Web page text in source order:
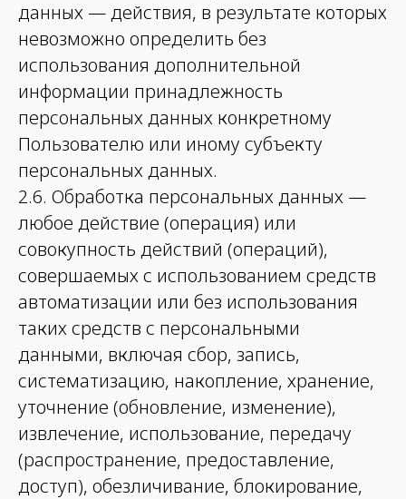
данных — действия, в результате которых
невозможно определить без
использования дополнительной
информации принадлежность
персональных данных конкретному
Пользователю или иному субъекту
персональных данных.
2.6. Обработка персональных данных —
любое действие (операция) или
совокупность действий (операций),
совершаемых с использованием средств
автоматизации или без использования
таких средств с персональными
данными, включая сбор, запись,
систематизацию, накопление, хранение,
уточнение (обновление, изменение),
извлечение, использование, передачу
(распространение, предоставление,
доступ), обезличивание, блокирование,